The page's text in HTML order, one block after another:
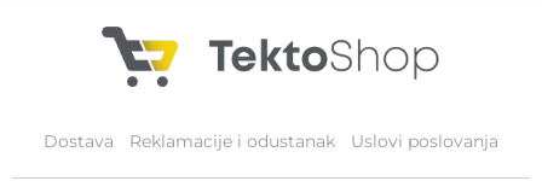
Dostava Reklamacije i odustanak Uslovi poslovanja